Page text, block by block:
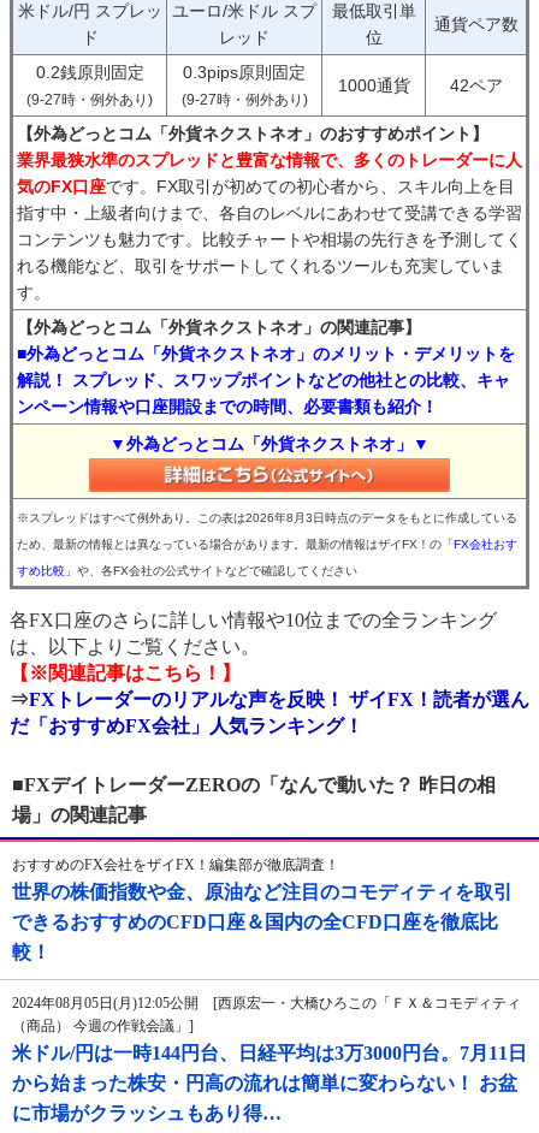
米ドル/円 スプレッ
ド
ユーロ/米ドル スプ
レッド
最低取引単
位
通貨ペア数
0.2銭原則固定
(9-27時・例外あり)
0.3pips原則固定
(9-27時・例外あり)
1000通貨 42ペア
【外為どっとコム「外貨ネクストネオ」のおすすめポイント】
業界最狭水準のスプレッドと豊富な情報で、多くのトレーダーに人
気のFX口座です。FX取引が初めての初心者から、スキル向上を目
指す中・上級者向けまで、各自のレベルにあわせて受講できる学習
コンテンツも魅力です。比較チャートや相場の先行きを予測してく
れる機能など、取引をサポートしてくれるツールも充実していま
す。
【外為どっとコム「外貨ネクストネオ」の関連記事】
■外為どっとコム「外貨ネクストネオ」のメリット・デメリットを
解説！ スプレッド、スワップポイントなどの他社との比較、キャ
ンペーン情報や口座開設までの時間、必要書類も紹介！
▼外為どっとコム「外貨ネクストネオ」▼
※スプレッドはすべて例外あり。この表は2026年8月3日時点のデータをもとに作成している
ため、最新の情報とは異なっている場合があります。最新の情報はザイFX！の 「FX会社おす
すめ比較」 や、各FX会社の公式サイトなどで確認してください
各FX口座のさらに詳しい情報や10位までの全ランキング
は、以下よりご覧ください。
【※関連記事はこちら！】
⇒FXトレーダーのリアルな声を反映！ ザイFX！読者が選ん
だ「おすすめFX会社」人気ランキング！
■FXデイトレーダーZEROの「なんで動いた？ 昨日の相
場」の関連記事
おすすめのFX会社をザイFX！編集部が徹底調査！
世界の株価指数や金、原油など注目のコモディティを取引
できるおすすめのCFD口座＆国内の全CFD口座を徹底比
較！
2024年08月05日(月)12:05公開 [西原宏一・大橋ひろこの「ＦＸ＆コモディティ
（商品） 今週の作戦会議」]
米ドル/円は一時144円台、日経平均は3万3000円台。7月11日
から始まった株安・円高の流れは簡単に変わらない！ お盆
に市場がクラッシュもあり得…